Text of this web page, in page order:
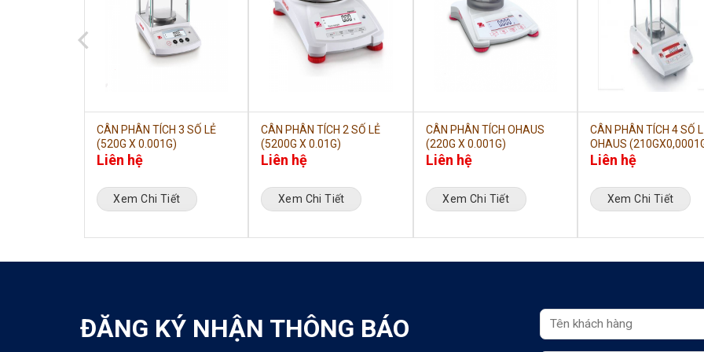
CÂN PHÂN TÍCH 3 SỐ LẺ
(520G X 0.001G)
Liên hệ
Xem Chi Tiết
CÂN PHÂN TÍCH 2 SỐ LẺ
(5200G X 0.01G)
Liên hệ
Xem Chi Tiết
CÂN PHÂN TÍCH OHAUS
(220G X 0.001G)
Liên hệ
Xem Chi Tiết
CÂN PHÂN TÍCH 4 SỐ
OHAUS
Liên hệ
Xem Chi Tiết
ĐĂNG KÝ NHẬN THÔNG BÁO